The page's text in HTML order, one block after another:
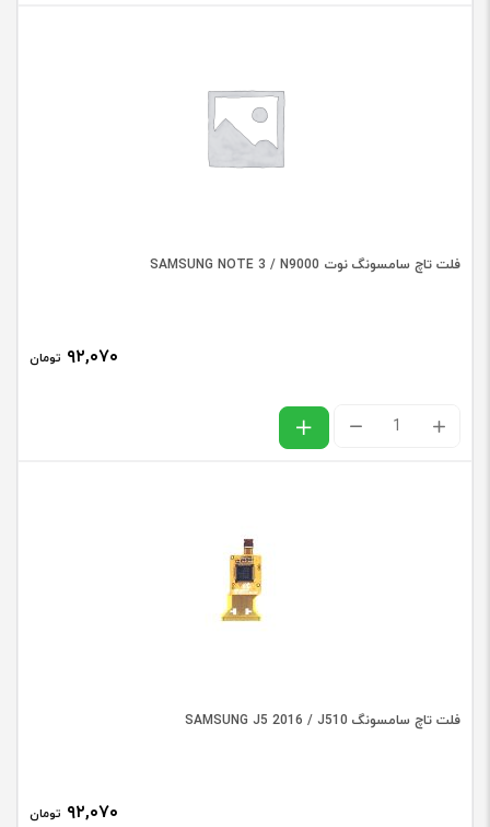
سامسونگ
SAMSUNG
فلت تاچ سامسونگ نوت SAMSUNG NOTE 3 / N9000
۹۲,۰۷۰ تومان
فلت
تاچ
SAMSUNG
فلت تاچ سامسونگ SAMSUNG J5 2016 / J510
۹۲,۰۷۰ تومان